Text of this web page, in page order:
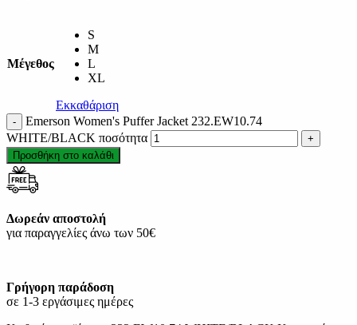
Μέγεθος
S
M
L
XL
Εκκαθάριση
Emerson Women's Puffer Jacket 232.EW10.74
WHITE/BLACK ποσότητα
Προσθήκη στο καλάθι
Δωρεάν αποστολή
για παραγγελίες άνω των 50€
Γρήγορη παράδοση
σε 1-3 εργάσιμες ημέρες